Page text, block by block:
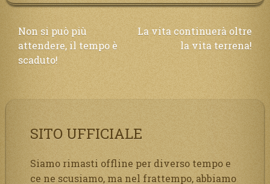
Navigazione
articoli
Non si può più
attendere, il tempo è
scaduto!
La vita continuerà oltre
la vita terrena!
SITO UFFICIALE
Siamo rimasti offline per diverso tempo e
ce ne scusiamo, ma nel frattempo, abbiamo